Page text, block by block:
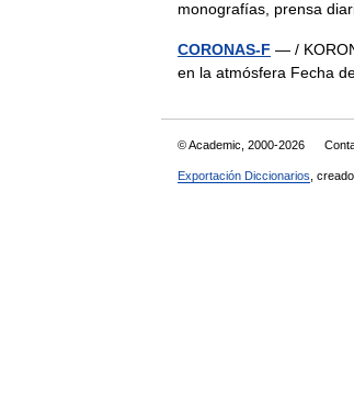
monografías, prensa
CORONAS-F — /
en la atmósfera Fecha
© Academic, 2000-2026
Exportación Diccionarios ,